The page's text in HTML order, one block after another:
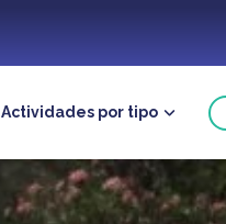
Actividades por tipo